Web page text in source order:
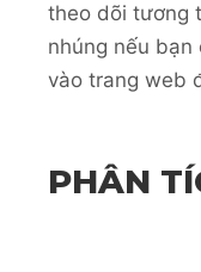
theo dõi tương
nhúng nếu
vào trang web
PHÂN